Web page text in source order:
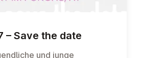
– Save the date
und junge